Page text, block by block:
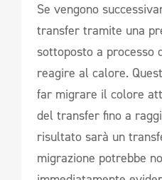
Se vengono
transfer tramite una
sottoposto a processo
reagire al calore.
far migrare il colore
del transfer fino a
risultato sarà un
migrazione potrebbe